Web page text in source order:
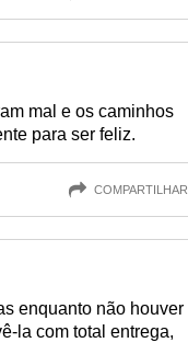
mal e os caminhos
para ser feliz.
COMPARTILHAR
enquanto não houver
la com total entrega,